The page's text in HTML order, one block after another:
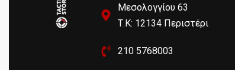
Μεσολογγίου 63
Τ.Κ: 12134 Περιστέρι
210 5768003